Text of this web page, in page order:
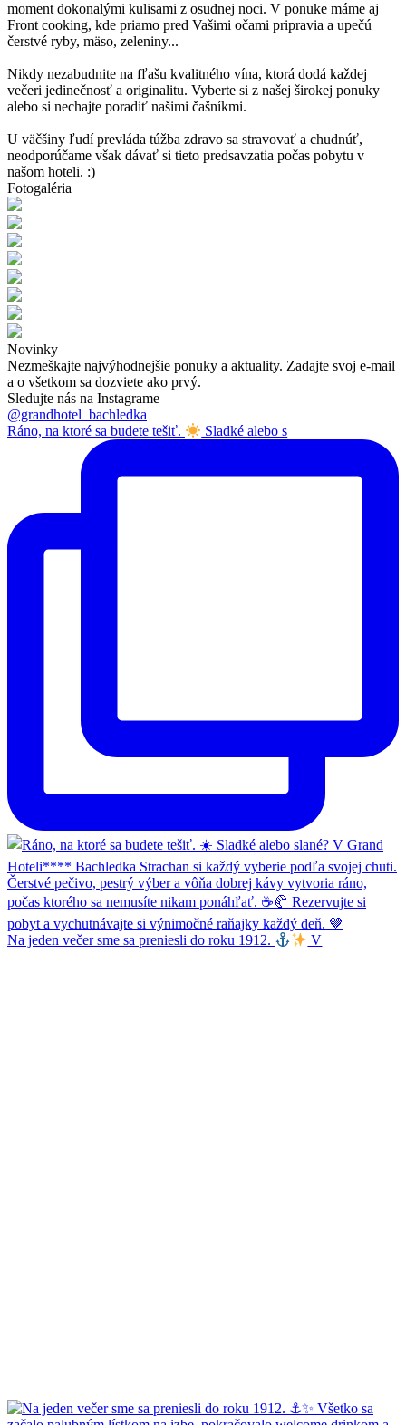
moment dokonalými kulisami z osudnej noci. V ponuke máme aj
Front cooking, kde priamo pred Vašimi očami pripravia a upečú
čerstvé ryby, mäso, zeleniny...
Nikdy nezabudnite na fľašu kvalitného vína, ktorá dodá každej
večeri jedinečnosť a originalitu. Vyberte si z našej širokej ponuky
alebo si nechajte poradiť našimi čašníkmi.
U väčšiny ľudí prevláda túžba zdravo sa stravovať a chudnúť,
neodporúčame však dávať si tieto predsavzatia počas pobytu v
našom hoteli. :)
Fotogaléria
Novinky
Nezmeškajte najvýhodnejšie ponuky a aktuality. Zadajte svoj e-mail
a o všetkom sa dozviete ako prvý.
Sledujte nás na Instagrame
@grandhotel_bachledka
Ráno, na ktoré sa budete tešiť.
Sladké alebo s
Na jeden večer sme sa preniesli do roku 1912. V